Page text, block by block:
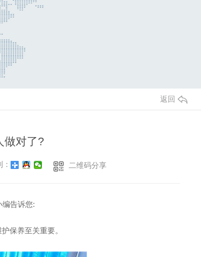
返回
做对了?
二维码分享
编告诉您:
保养至关重要。